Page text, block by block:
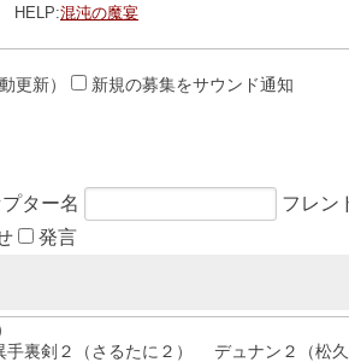
HELP:混沌の魔宴
更新） 新規の募集をサウンド通知
プター名 フレン
発言
手裏剣２（さるたに２） デュナン２（